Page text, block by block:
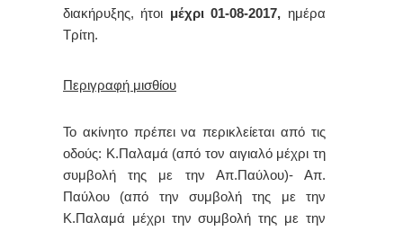
διακήρυξης, ήτοι μέχρι 01-08-2017, ημέρα
Τρίτη.
Περιγραφή μισθίου
Το ακίνητο πρέπει να περικλείεται από τις
οδούς: Κ.Παλαμά (από τον αιγιαλό μέχρι τη
συμβολή της με την Απ.Παύλου)- Απ.
Παύλου (από την συμβολή της με την
Κ.Παλαμά μέχρι την συμβολή της με την